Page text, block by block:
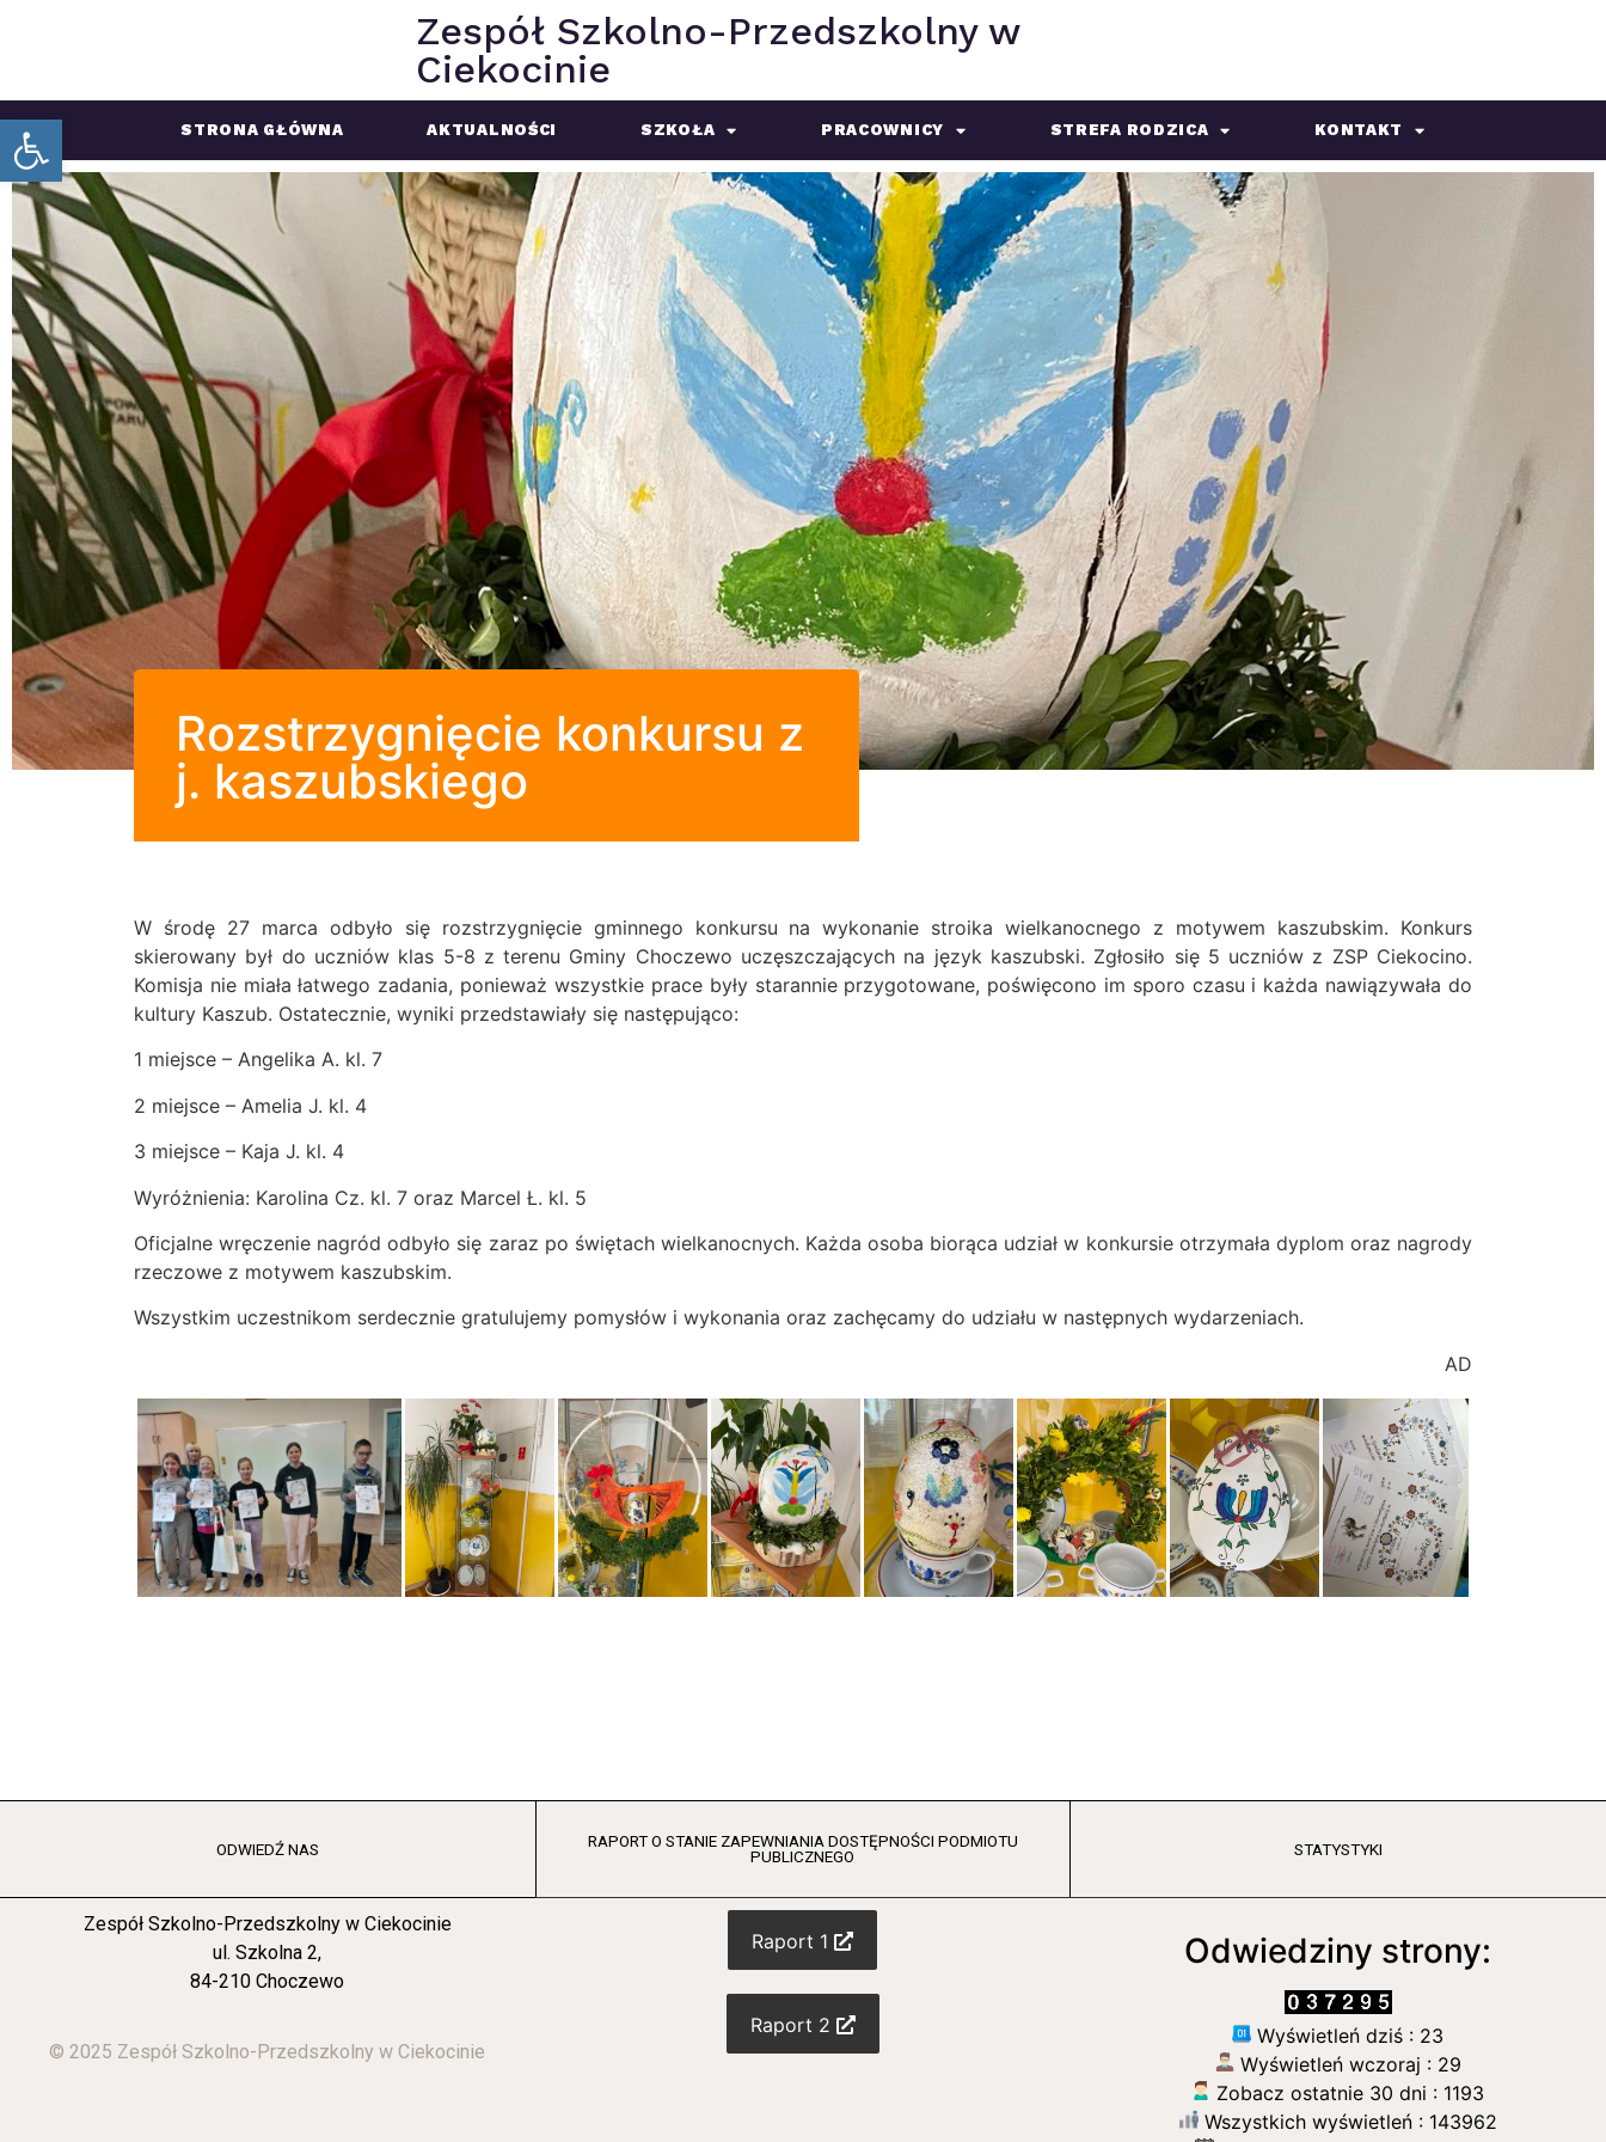
Open toolbar
Zespół Szkolno-Przedszkolny w
Ciekocinie
STRONA GŁÓWNA AKTUALNOŚCI SZKOŁA PRACOWNICY STREFA RODZICA KONTAKT
Rozstrzygnięcie konkursu z
j. kaszubskiego
W środę 27 marca odbyło się rozstrzygnięcie gminnego konkursu na wykonanie stroika wielkanocnego z motywem kaszubskim. Konkurs
skierowany był do uczniów klas 5-8 z terenu Gminy Choczewo uczęszczających na język kaszubski. Zgłosiło się 5 uczniów z ZSP Ciekocino.
Komisja nie miała łatwego zadania, ponieważ wszystkie prace były starannie przygotowane, poświęcono im sporo czasu i każda nawiązywała do
kultury Kaszub. Ostatecznie, wyniki przedstawiały się następująco:
1 miejsce – Angelika A. kl. 7
2 miejsce – Amelia J. kl. 4
3 miejsce – Kaja J. kl. 4
Wyróżnienia: Karolina Cz. kl. 7 oraz Marcel Ł. kl. 5
Oficjalne wręczenie nagród odbyło się zaraz po świętach wielkanocnych. Każda osoba biorąca udział w konkursie otrzymała dyplom oraz nagrody
rzeczowe z motywem kaszubskim.
Wszystkim uczestnikom serdecznie gratulujemy pomysłów i wykonania oraz zachęcamy do udziału w następnych wydarzeniach.
AD
ODWIEDŹ NAS
Zespół Szkolno-Przedszkolny w Ciekocinie
ul. Szkolna 2,
84-210 Choczewo
© 2025 Zespół Szkolno-Przedszkolny w Ciekocinie
RAPORT O STANIE ZAPEWNIANIA DOSTĘPNOŚCI PODMIOTU
PUBLICZNEGO
Raport 1
Raport 2
STATYSTYKI
Odwiedziny strony:
Wyświetleń dziś : 23
Wyświetleń wczoraj : 29
Zobacz ostatnie 30 dni : 1193
Wszystkich wyświetleń : 143962